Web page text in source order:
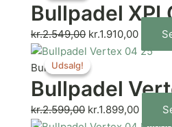
Bullpadel
kr.2.549,00 kr.1.910,00
Udsalg!
Udsalg!
Bullpadel
Bullpadel
kr.2.599,00 kr.1.899,00